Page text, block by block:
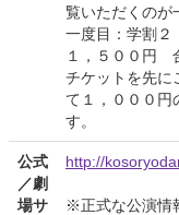
覧いただくのが
一度目：学割２
１，５００円
チケットを先に
て１，０００円
す。
公式
／劇
場サ
http://
※正式な公演情